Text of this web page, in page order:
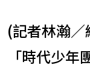
(記者林瀚
「時代少